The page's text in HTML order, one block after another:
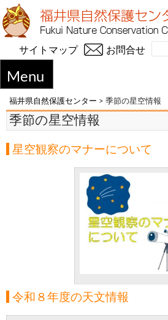
お問合せ
サイトマップ
Menu
福井県自然保護センター > 季節の星空情報
季節の星空情報
星空観察のマナーについて
令和８年度の天文情報